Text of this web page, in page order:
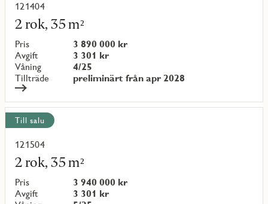
121404
2 rok, 35 m²
Pris
3 890 000 kr
Avgift
3 301 kr
Våning
4/25
Tillträde
preliminärt från apr 2028
Läs
mer
om
objekt
{objectNumber}
Till salu
121504
2 rok, 35 m²
Pris
3 940 000 kr
Avgift
3 301 kr
Läs
mer
om
objekt
{objectNumber}